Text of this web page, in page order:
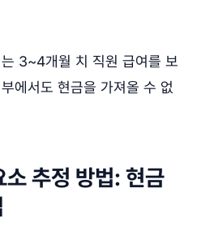
3~4개월 치 직원 급여를 보
에서도 현금을 가져올 수 없
추정 방법: 현금